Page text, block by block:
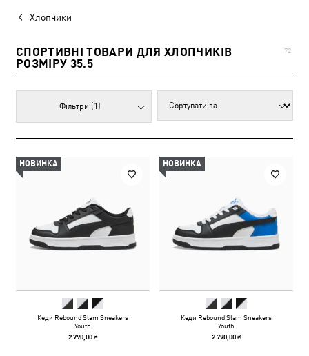
Хлопчики
СПОРТИВНІ ТОВАРИ ДЛЯ ХЛОПЧИКІВ
РОЗМІРУ 35.5
72
Фільтри (1)
НОВИНКА
Кеди Rebound Slam Sneakers
Youth
2 790,00 ₴
НОВИНКА
Кеди Rebound Slam Sneakers
Youth
2 790,00 ₴